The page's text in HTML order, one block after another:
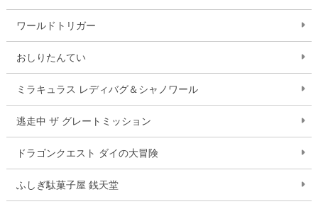
ワールドトリガー
おしりたんてい
ミラキュラス レディバグ＆シャノワール
逃走中 ザ グレートミッション
ドラゴンクエスト ダイの大冒険
ふしぎ駄菓子屋 銭天堂